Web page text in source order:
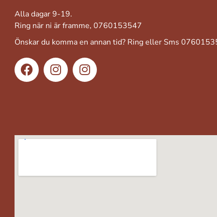
Alla dagar 9-19.
Ring när ni är framme, 0760153547
Önskar du komma en annan tid? Ring eller Sms